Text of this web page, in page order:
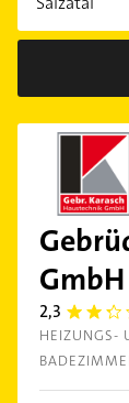
2,3 2.3
HEIZUNGS-